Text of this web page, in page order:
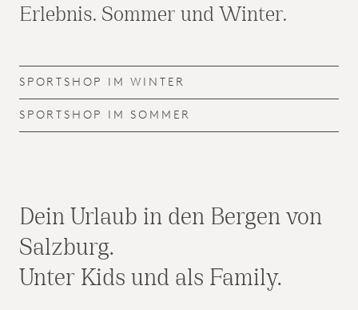
Erlebnis. Sommer und Winter.
SPORTSHOP IM WINTER
SPORTSHOP IM SOMMER
Dein Urlaub in den Bergen von
Salzburg.
Unter Kids und als Family.